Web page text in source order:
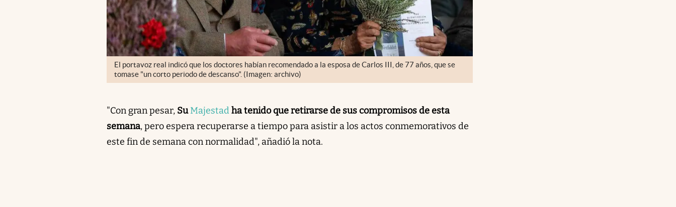
El portavoz real indicó que los doctores habían recomendado a la esposa de Carlos III, de 77 años, que se
tomase "un corto periodo de descanso". (Imagen: archivo)
"Con gran pesar, SuMajestadha tenido que retirarse de sus compromisos de esta
semana, pero espera recuperarse a tiempo para asistir a los actos conmemorativos de
este fin de semana con normalidad", añadió la nota.